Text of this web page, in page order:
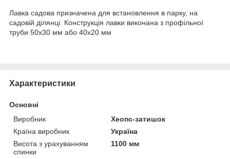
Лавка садова призначена для встановлення в парку, на
садовій ділянці. Конструкція лавки виконана з профільної
труби 50х30 мм або 40х20 мм
Характеристики
Основні
Виробник
Хеопс-затишок
Країна виробник
Україна
Висота з урахуванням
спинки
1100 мм